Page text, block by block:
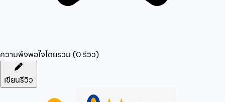
ความพึงพอใจโดยรวม (0รีวิว)
เขียนรีวิว